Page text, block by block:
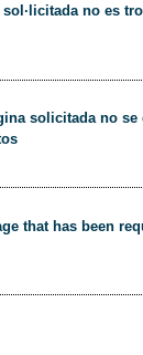
no es
solicitada no
that has been